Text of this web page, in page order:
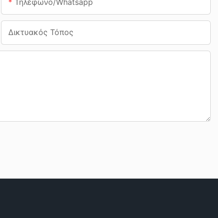
Τηλέφωνο/whatsapp
Δικτυακός Τόπος